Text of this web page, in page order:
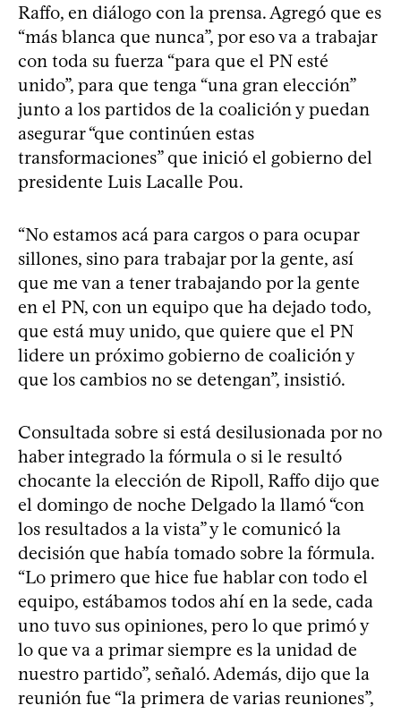
Raffo, en diálogo con la prensa. Agregó que es
“más blanca que nunca”, por eso va a trabajar
con toda su fuerza “para que el PN esté
unido”, para que tenga “una gran elección”
junto a los partidos de la coalición y puedan
asegurar “que continúen estas
transformaciones” que inició el gobierno del
presidente Luis Lacalle Pou.
“No estamos acá para cargos o para ocupar
sillones, sino para trabajar por la gente, así
que me van a tener trabajando por la gente
en el PN, con un equipo que ha dejado todo,
que está muy unido, que quiere que el PN
lidere un próximo gobierno de coalición y
que los cambios no se detengan”, insistió.
Consultada sobre si está desilusionada por no
haber integrado la fórmula o si le resultó
chocante la elección de Ripoll, Raffo dijo que
el domingo de noche Delgado la llamó “con
los resultados a la vista” y le comunicó la
decisión que había tomado sobre la fórmula.
“Lo primero que hice fue hablar con todo el
equipo, estábamos todos ahí en la sede, cada
uno tuvo sus opiniones, pero lo que primó y
lo que va a primar siempre es la unidad de
nuestro partido”, señaló. Además, dijo que la
reunión fue “la primera de varias reuniones”,